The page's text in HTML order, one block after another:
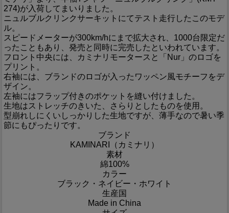
274)が入荷してまいりました。
ニュルブルクリンクサーキットにてテスト走行したこのモデ
ル。
スピードメーターが300km/hにまで拡大され、1000台限定だ
ったこともあり、発売と同時に完売したといわれています。
フロント中央には、カミナリモータースと「Nur」のロゴを
プリント。
右袖には、ブランドのロゴが入ったワッペン風モチーフをデ
ザイン。
左袖にはフラップ付きのポケットを縫い付けました。
生地はストレッチのきいた、さらりとしたものを使用。
型崩れしにくいしっかりした生地ですが、薄手なので暑い季
節にもぴったりです。
ブランド
KAMINARI（カミナリ）
素材
綿100%
カラー
ブラック・ネイビー・ホワイト
生産国
Made in China